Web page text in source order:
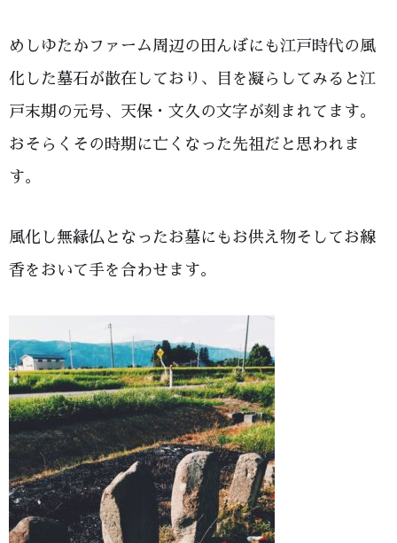
めしゆたかファーム周辺の田んぼにも江戸時代の風
化した墓石が散在しており、目を凝らしてみると江
戸末期の元号、天保・文久の文字が刻まれてます。
おそらくその時期に亡くなった先祖だと思われま
す。
風化し無縁仏となったお墓にもお供え物そしてお線
香をおいて手を合わせます。